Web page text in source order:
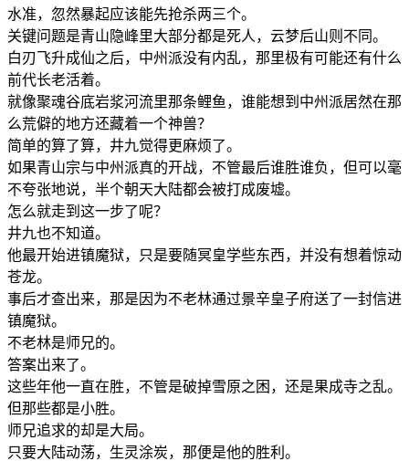
水准，忽然暴起应该能先抢杀两三个。
关键问题是青山隐峰里大部分都是死人，云梦后山则不同。
白刃飞升成仙之后，中州派没有内乱，那里极有可能还有什么
前代长老活着。
就像聚魂谷底岩浆河流里那条鲤鱼，谁能想到中州派居然在那
么荒僻的地方还藏着一个神兽？
简单的算了算，井九觉得更麻烦了。
如果青山宗与中州派真的开战，不管最后谁胜谁负，但可以毫
不夸张地说，半个朝天大陆都会被打成废墟。
怎么就走到这一步了呢？
井九也不知道。
他最开始进镇魔狱，只是要随冥皇学些东西，并没有想着惊动
苍龙。
事后才查出来，那是因为不老林通过景辛皇子府送了一封信进
镇魔狱。
不老林是师兄的。
答案出来了。
这些年他一直在胜，不管是破掉雪原之困，还是果成寺之乱。
但那些都是小胜。
师兄追求的却是大局。
只要大陆动荡，生灵涂炭，那便是他的胜利。